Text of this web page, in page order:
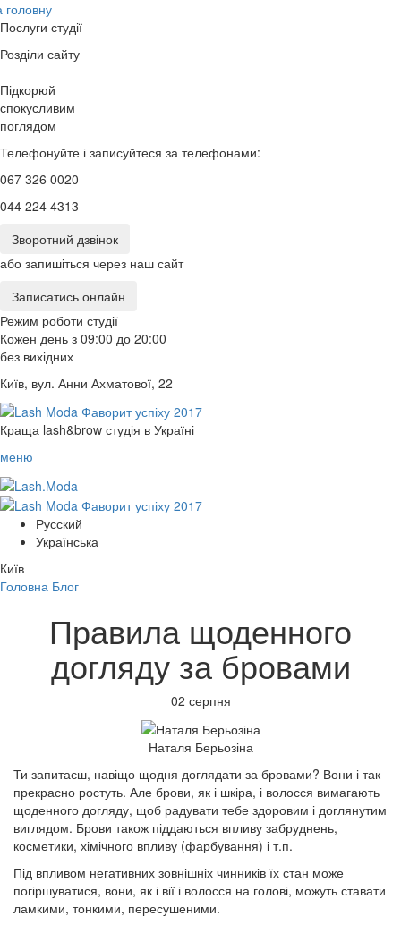
головну
Послуги студії
Розділи сайту
Підкорюй
спокусливим
поглядом
Телефонуйте і записуйтеся за телефонами:
067 326 0020
044 224 4313
Зворотний дзвінок
або запишіться через наш сайт
Записатись онлайн
Режим роботи студії
Кожен день з 09:00 до 20:00
без вихідних
Київ, вул. Анни Ахматової, 22
Краща lash&brow студія в Україні
меню
Русский
Українська
Київ
Головна Блог
Правила щоденного
догляду за бровами
02 серпня
Наталя Берьозіна
Ти запитаєш, навіщо щодня доглядати за бровами? Вони і так
прекрасно ростуть. Але брови, як і шкіра, і волосся вимагають
щоденного догляду, щоб радувати тебе здоровим і доглянутим
виглядом. Брови також піддаються впливу забруднень,
косметики, хімічного впливу (фарбування) і т.п.
Під впливом негативних зовнішніх чинників їх стан може
погіршуватися, вони, як і вії і волосся на голові, можуть ставати
ламкими, тонкими, пересушеними.